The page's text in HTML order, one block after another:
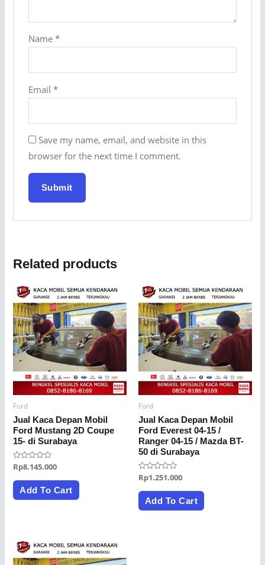
Name *
Email *
Save my name, email, and website in this
browser for the next time I comment.
Related products
Ford
Jual Kaca Depan Mobil
Ford Mustang 2D Coupe
15- di Surabaya
Rated
out
Rp8.145.000
Add To Cart
Ford
Jual Kaca Depan Mobil
Ford Everest 04-15 /
Ranger 04-15 / Mazda BT-
50 di Surabaya
Rated
out
Rp1.251.000
Add To Cart